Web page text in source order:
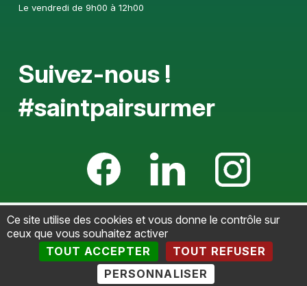
Le vendredi de 9h00 à 12h00
Suivez-nous !
#saintpairsurmer
Mentions légales-Politique de confidentialité-
Accessibilté-Plan du site-Gestion des cookies-Retour
haut de page
Ce site utilise des cookies et vous donne le contrôle sur
ceux que vous souhaitez activer
TOUT ACCEPTER
TOUT REFUSER
PERSONNALISER